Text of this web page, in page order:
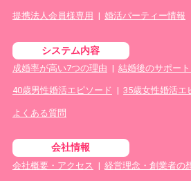
提携法人会員様専用 | 婚活パーティー情報
システム内容
成婚率が高い7つの理由 | 結婚後のサポー
40歳男性婚活エピソード | 35歳女性婚活エ
よくある質問
会社情報
会社概要・アクセス | 経営理念・創業者の